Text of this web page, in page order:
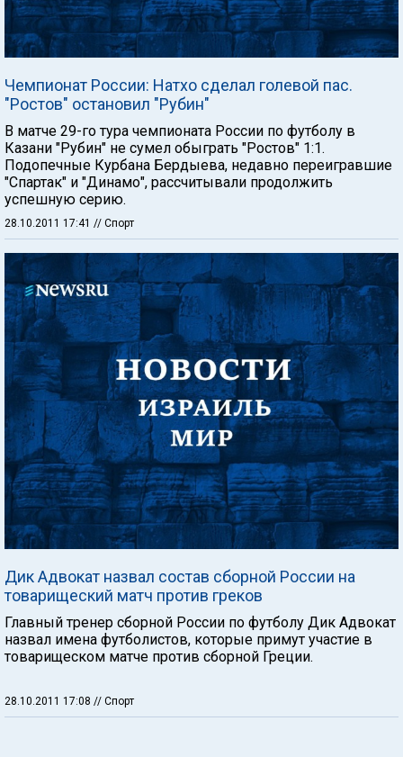
Чемпионат России: Натхо сделал голевой пас.
"Ростов" остановил "Рубин"
В матче 29-го тура чемпионата России по футболу в
Казани "Рубин" не сумел обыграть "Ростов" 1:1.
Подопечные Курбана Бердыева, недавно переигравшие
"Спартак" и "Динамо", рассчитывали продолжить
успешную серию.
28.10.2011 17:41 // Спорт
Дик Адвокат назвал состав сборной России на
товарищеский матч против греков
Главный тренер сборной России по футболу Дик Адвокат
назвал имена футболистов, которые примут участие в
товарищеском матче против сборной Греции.
28.10.2011 17:08 // Спорт